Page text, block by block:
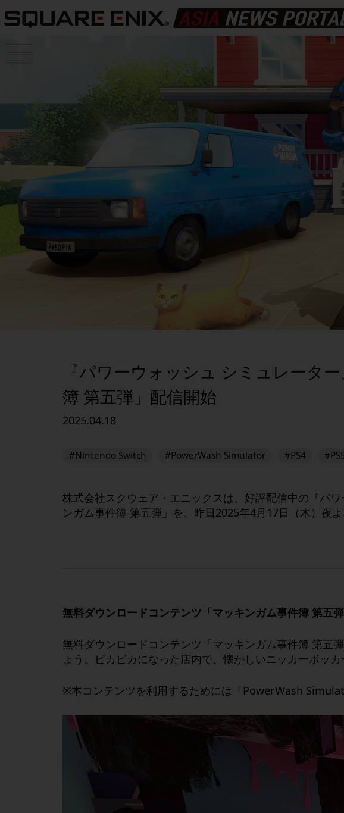
『パワーウォッシュ シミュレータ
簿 第五弾」配信開始
2025.04.18
#Nintendo Switch #PowerWash Simulator #PS4
株式会社スクウェア・エニックスは、好評配信中の『パ
ンガム事件簿 第五弾」を、昨日2025年4月17日（木）夜よ
無料ダウンロードコンテンツ「マッキンガム事件簿 第五弾
無料ダウンロードコンテンツ「マッキンガム事件簿 第五
ょう。ピカピカになった店内で、懐かしいニッカーボッ
※本コンテンツを利用するためには「PowerWash